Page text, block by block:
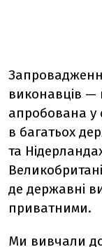
виконавців —
апробована у
в багатьох
та
де державні
приватними.
Ми вивчали